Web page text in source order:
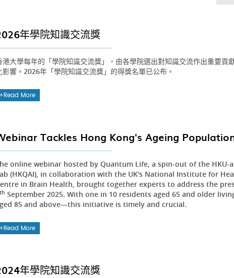
年學院知識交流獎
港大學每年的「學院知識交流獎」，由各學院選出對知識交流作出重要
影響。2026年「學院知識交流獎」的得獎名單已公布。
Read More
Tackles Hong Kong's Ageing
online webinar hosted by Quantum Life, a spin-out of the
(HKQAI), in collaboration with the UK's National Institute for
in Brain Health, brought together experts to address the
th September 2025. With one in 10 residents aged 65 and older
85 and above—this initiative is timely and crucial.
Read More
年學院知識交流獎